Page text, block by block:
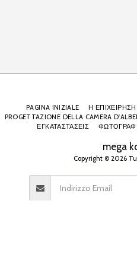
mega
Copyright © 2026
PAGINA INIZIALE Η
PROGETTAZIONE DELLA CAMERA
ΕΓΚΑΤΑΣΤΑΣΕΙΣ